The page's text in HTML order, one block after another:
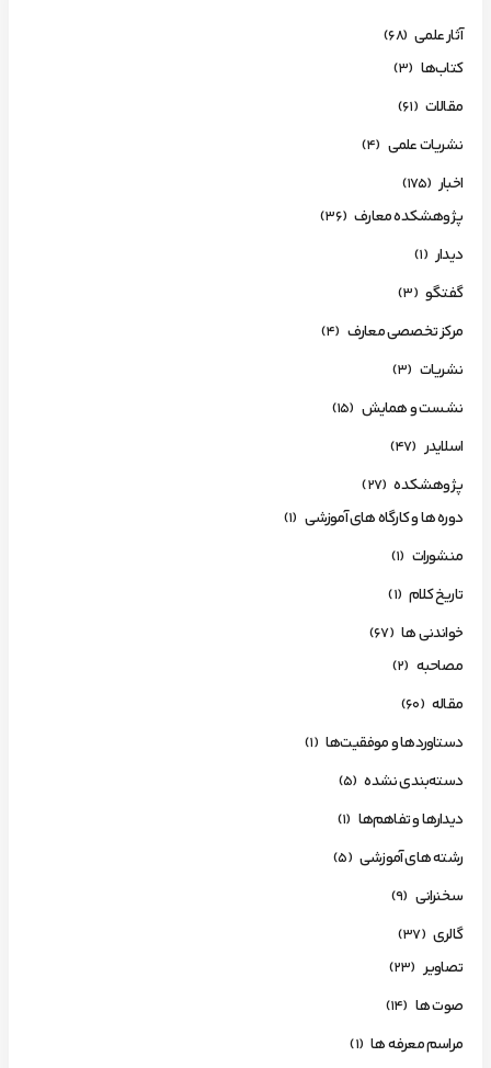
آثار علمی (68)
کتاب‌ها (3)
مقالات (61)
نشریات علمی (4)
اخبار (175)
پژوهشکده معارف (36)
دیدار (1)
گفتگو (3)
مرکز تخصصی معارف (4)
نشریات (3)
نشست و همایش (15)
اسلایدر (47)
پژوهشکده (27)
دوره ها و کارگاه های آموزشی (1)
منشورات (1)
تاریخ کلام (1)
خواندنی ها (67)
مصاحبه (2)
مقاله (60)
دستاوردها و موفقیت‌ها (1)
دسته‌بندی نشده (5)
دیدارها و تفاهم‌ها (1)
رشته های آموزشی (5)
سخنرانی (9)
گالری (37)
تصاویر (23)
صوت ها (14)
مراسم معرفه ها (1)